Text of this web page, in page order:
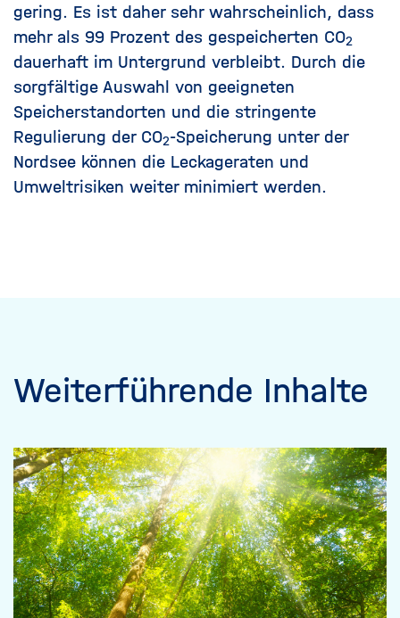
gering. Es ist daher sehr wahrscheinlich, dass
mehr als 99 Prozent des gespeicherten CO2
dauerhaft im Untergrund verbleibt. Durch die
sorgfältige Auswahl von geeigneten
Speicherstandorten und die stringente
Regulierung der CO2-Speicherung unter der
Nordsee können die Leckageraten und
Umweltrisiken weiter minimiert werden.
Weiterführende Inhalte